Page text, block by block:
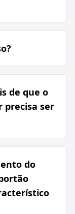
de que o
precisa ser
do